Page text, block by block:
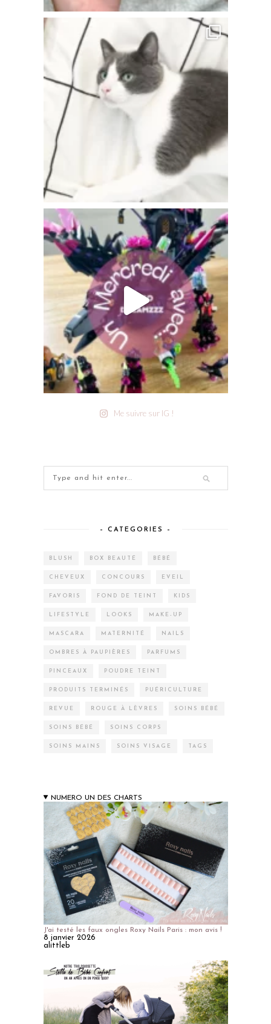
Me suivre sur IG !
– CATEGORIES –
BLUSH BOX BEAUTÉ BÉBÉ
CHEVEUX CONCOURS EVEIL
FAVORIS FOND DE TEINT KIDS
LIFESTYLE LOOKS MAKE-UP
MASCARA MATERNITÉ NAILS
OMBRES À PAUPIÈRES PARFUMS
PINCEAUX POUDRE TEINT
PRODUITS TERMINÉS PUÉRICULTURE
REVUE ROUGE À LÈVRES SOINS BÉBÉ
SOINS BÉBÉ SOINS CORPS
SOINS MAINS SOINS VISAGE TAGS
NUMERO UN DES CHARTS
J'ai testé les faux ongles Roxy Nails Paris : mon avis !
8 janvier 2026
alittleb